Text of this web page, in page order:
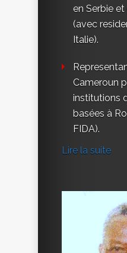
en Serbie
(avec
Italie).
Cameroun
institutions
basées à
FIDA).
Lire la suite